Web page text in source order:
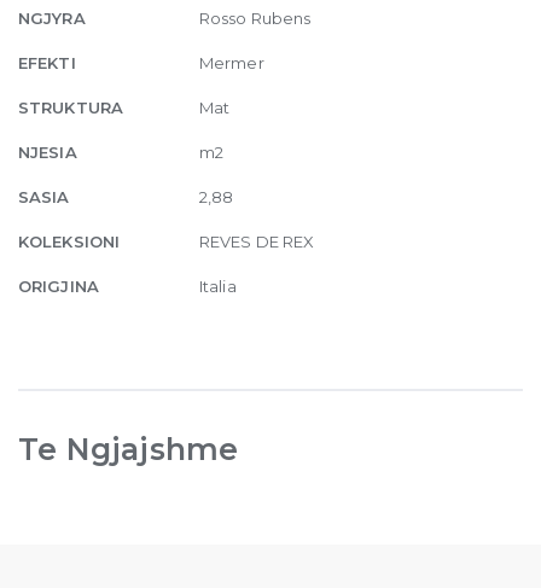
quantity
NGJYRA Rosso Rubens
EFEKTI Mermer
STRUKTURA Mat
NJESIA m2
SASIA 2,88
KOLEKSIONI REVES DE REX
ORIGJINA Italia
Te Ngjajshme